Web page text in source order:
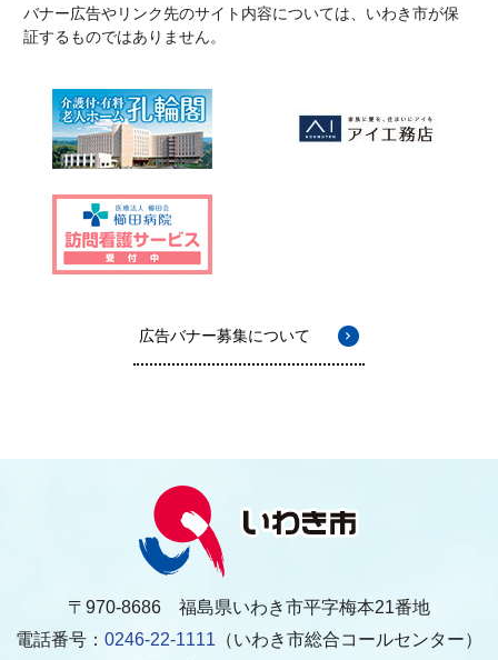
バナー広告やリンク先のサイト内容については、いわき市が保
証するものではありません。
広告バナー募集について
〒970-8686 福島県いわき市平字梅本21番地
電話番号： 0246-22-1111 （いわき市総合コールセンター）